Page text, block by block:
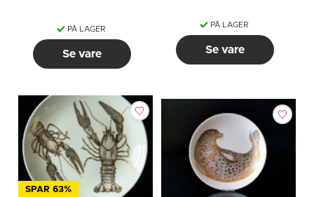
PÅ LAGER
Se vare
PÅ LAGER
Se vare
SPAR 63%